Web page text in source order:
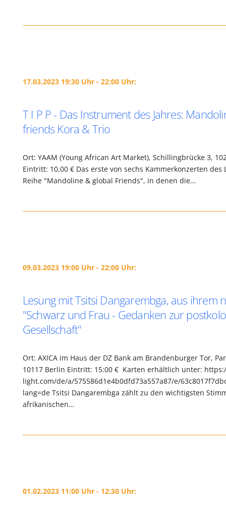
17.03.2023 19:30 Uhr - 22:00 Uhr:
T I P P - Das Instrument des Jahres:
friends Kora & Trio
Ort: YAAM (Young African Art Market), Schillingbrücke 3,
Eintritt: 10,00 € Das erste von sechs Kammerkonzerten des
Reihe "Mandoline & global Friends", in denen die…
09.03.2023 19:00 Uhr - 22:00 Uhr:
Lesung mit Tsitsi Dangarembga, aus ihrem
"Schwarz und Frau - Gedanken zur
Gesellschaft"
Ort: AXICA im Haus der DZ Bank am Brandenburger Tor,
10117 Berlin Eintritt: 15:00 € Karten erhältlich unter:
light.com/de/a/575586d1e4b0dfd73a557a87/e/
lang=de Tsitsi Dangarembga zählt zu den wichtigsten
afrikanischen…
01.02.2023 11:00 Uhr - 12:30 Uhr: